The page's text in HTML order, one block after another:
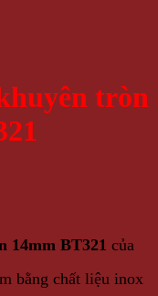
tròn
14mm BT321 của
bằng chất liệu inox